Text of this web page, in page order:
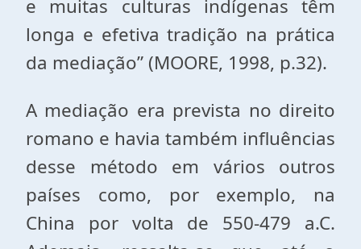
e muitas culturas indígenas têm
longa e efetiva tradição na prática
da mediação” (MOORE, 1998, p.32).
A mediação era prevista no direito
romano e havia também influências
desse método em vários outros
países como, por exemplo, na
China por volta de 550-479 a.C.